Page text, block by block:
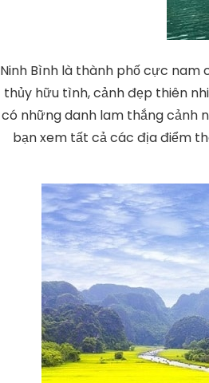
Ninh Bình là thành phố cực nam
thủy hữu tình, cảnh đẹp thiên
có những danh lam thắng cảnh
bạn xem tất cả các địa điểm